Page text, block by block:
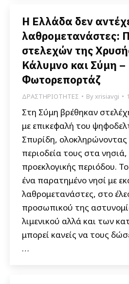
Η Ελλάδα δεν
λαθρομετανάστες:
στελεχών της
Κάλυμνο και Σύμη –
Φωτορεπορτάζ
ΔΡΑΣΤΗΡΙΟΤΗΤΕΣ Byxrisiavgi
Στη Σύμη βρέθηκαν
με επικεφαλή του
Σπυρίδη, ολοκληρώνοντας
περιοδεία τους στα
προεκλογικής περιόδου.
ένα παρατημένο νησί με
λαθρομετανάστες, στο
προσωπικού της
λιμενικού αλλά και των
μπορεί κανείς να τους
…